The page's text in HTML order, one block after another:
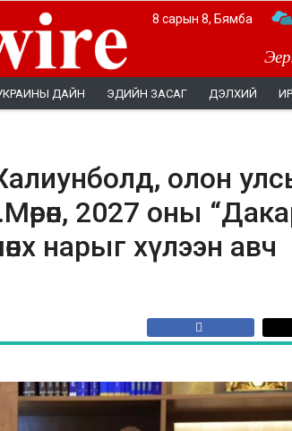
8 сарын 8, Бямба
ДАЙН ЭДИЙН ЗАСАГ ДЭЛХИЙ
олон
2027 оны
нарыг хүлээн авч